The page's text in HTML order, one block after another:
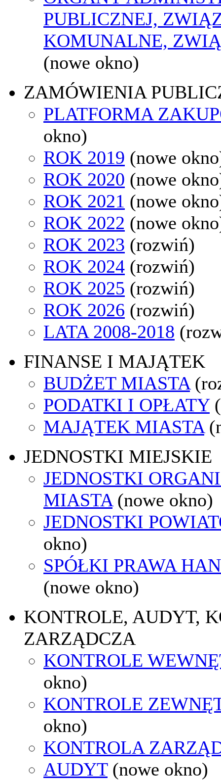
PUBLICZNEJ,
KOMUNALNE,
(nowe okno)
ZAMÓWIENIA
PLATFORMA
okno)
ROK 2019 (nowe
ROK 2020 (nowe
ROK 2021 (nowe
ROK 2022 (nowe
ROK 2023 (rozwiń)
ROK 2024 (rozwiń)
ROK 2025 (rozwiń)
ROK 2026 (rozwiń)
LATA 2008-2018
FINANSE I MAJĄTEK
BUDŻET MIASTA
PODATKI I OPŁATY
MAJĄTEK MIASTA
JEDNOSTKI MIEJSKIE
JEDNOSTKI
MIASTA (nowe okno)
JEDNOSTKI
okno)
SPÓŁKI PRAWA
(nowe okno)
KONTROLE, AUDYT,
ZARZĄDCZA
KONTROLE
okno)
KONTROLE
okno)
KONTROLA
AUDYT (nowe okno)